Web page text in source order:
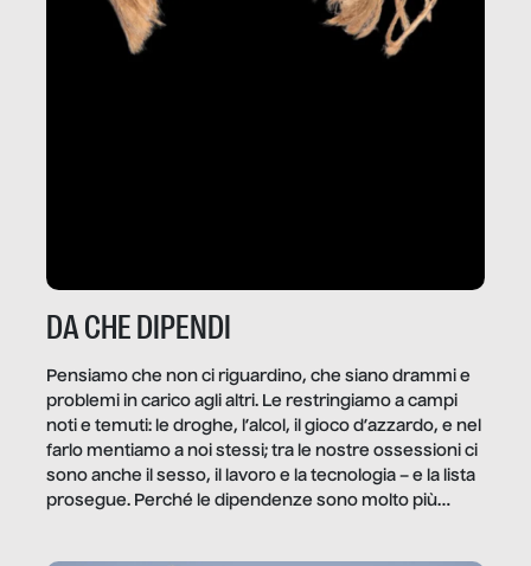
DA CHE DIPENDI
Pensiamo che non ci riguardino, che siano drammi e
problemi in carico agli altri. Le restringiamo a campi
noti e temuti: le droghe, l’alcol, il gioco d’azzardo, e nel
farlo mentiamo a noi stessi; tra le nostre ossessioni ci
sono anche il sesso, il lavoro e la tecnologia – e la lista
prosegue. Perché le dipendenze sono molto più